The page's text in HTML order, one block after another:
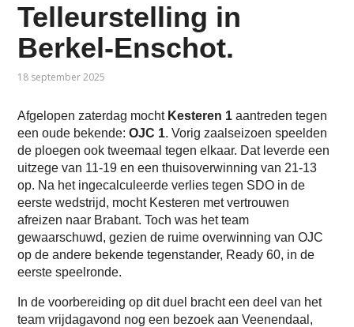
Telleurstelling in
Berkel-Enschot.
18 september 2025
Afgelopen zaterdag mocht Kesteren 1 aantreden tegen
een oude bekende:OJC 1. Vorig zaalseizoen speelden
de ploegen ook tweemaal tegen elkaar. Dat leverde een
uitzege van 11-19 en een thuisoverwinning van 21-13
op. Na het ingecalculeerde verlies tegen SDO in de
eerste wedstrijd, mocht Kesteren met vertrouwen
afreizen naar Brabant. Toch was het team
gewaarschuwd, gezien de ruime overwinning van OJC
op de andere bekende tegenstander, Ready 60, in de
eerste speelronde.
In de voorbereiding op dit duel bracht een deel van het
team vrijdagavond nog een bezoek aan Veenendaal,